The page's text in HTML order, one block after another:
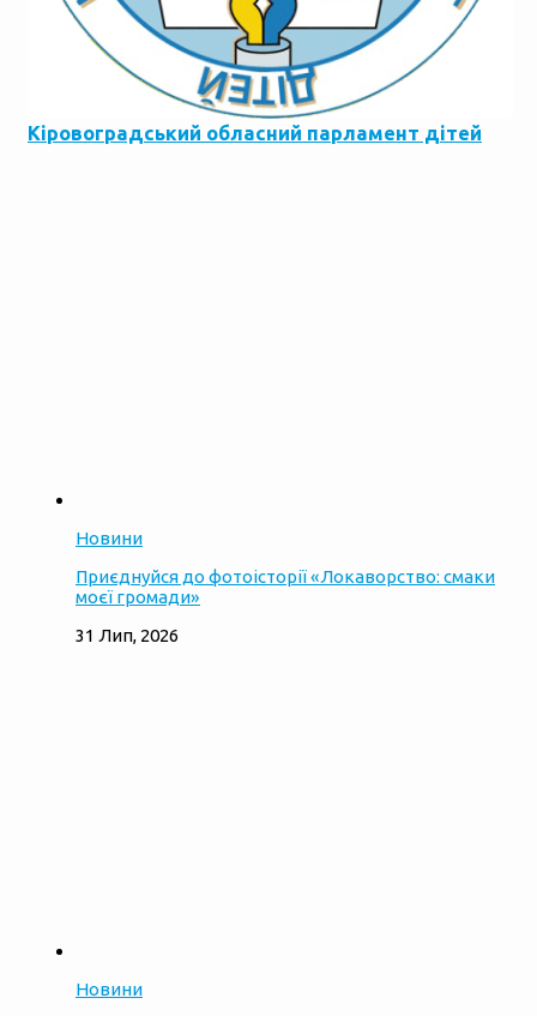
Кіровоградський обласний парламент дітей
Новини
Приєднуйся до фотоісторії «Локаворство: смаки
моєї громади»
31 Лип, 2026
Новини